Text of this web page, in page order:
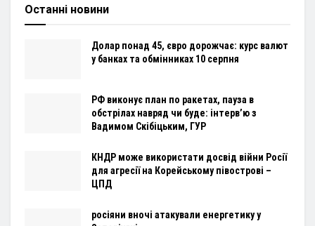
Останні новини
Долар понад 45, євро дорожчає: курс валют
у банках та обмінниках 10 серпня
РФ виконує план по ракетах, пауза в
обстрілах навряд чи буде: інтервʼю з
Вадимом Скібіцьким, ГУР
КНДР може використати досвід війни Росії
для агресії на Корейському півострові –
ЦПД
росіяни вночі атакували енергетику у